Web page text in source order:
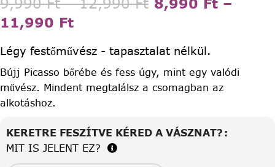
11,990 Ft
Légy festőművész - tapasztalat nélkül.
Bújj Picasso bőrébe és fess úgy, mint egy valódi
művész. Mindent megtalálsz a csomagban az
alkotáshoz.
KERETRE FESZÍTVE KÉRED A VÁSZNAT?
MIT IS JELENT EZ?